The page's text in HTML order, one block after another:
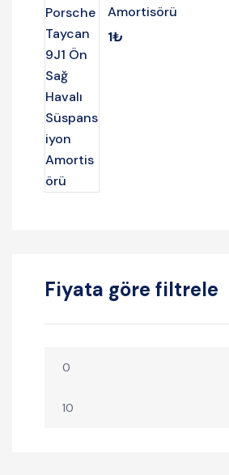
Amortisörü
1₺
Fiyata göre filtrele